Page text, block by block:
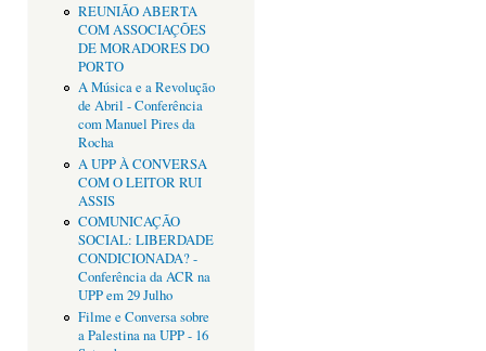
REUNIÃO ABERTA
COM ASSOCIAÇÕES
DE MORADORES DO
PORTO
A Música e a Revolução
de Abril - Conferência
com Manuel Pires da
Rocha
A UPP À CONVERSA
COM O LEITOR RUI
ASSIS
COMUNICAÇÃO
SOCIAL: LIBERDADE
CONDICIONADA? -
Conferência da ACR na
UPP em 29 Julho
Filme e Conversa sobre
a Palestina na UPP - 16